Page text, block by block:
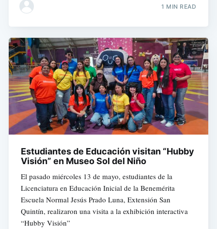
1 MIN READ
Estudiantes de Educación visitan “Hubby
Visión” en Museo Sol del Niño
El pasado miércoles 13 de mayo, estudiantes de la
Licenciatura en Educación Inicial de la Benemérita
Escuela Normal Jesús Prado Luna, Extensión San
Quintín, realizaron una visita a la exhibición interactiva
“Hubby Visión”